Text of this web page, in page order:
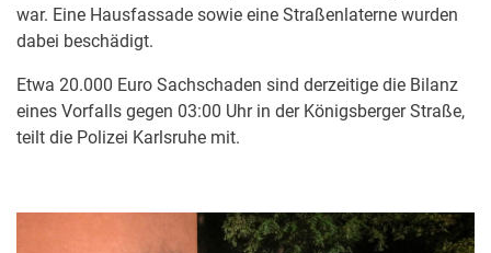
war. Eine Hausfassade sowie eine Straßenlaterne wurden
dabei beschädigt.
Etwa 20.000 Euro Sachschaden sind derzeitige die Bilanz
eines Vorfalls gegen 03:00 Uhr in der Königsberger Straße,
teilt die Polizei Karlsruhe mit.